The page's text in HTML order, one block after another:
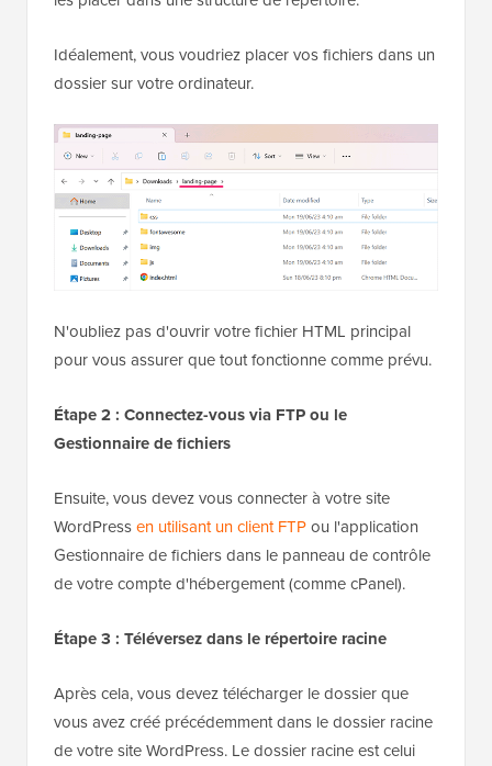
Idéalement, vous voudriez placer vos fichiers dans un
dossier sur votre ordinateur.
N'oubliez pas d'ouvrir votre fichier HTML principal
pour vous assurer que tout fonctionne comme prévu.
Étape 2 : Connectez-vous via FTP ou le
Gestionnaire de fichiers
Ensuite, vous devez vous connecter à votre site
WordPressen utilisant un client FTPou l'application
Gestionnaire de fichiers dans le panneau de contrôle
de votre compte d'hébergement (comme cPanel).
Étape 3 : Téléversez dans le répertoire racine
Après cela, vous devez télécharger le dossier que
vous avez créé précédemment dans le dossier racine
de votre site WordPress. Le dossier racine est celui